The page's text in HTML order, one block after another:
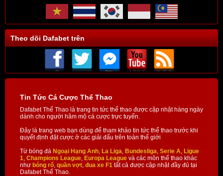
Theo dõi Dafabet trên
Tin Tức Cá Cược Thể Thao
Dafabet Thể Thao là trang tin tức thể thao được cập nhật hàng ngày
dành cho người hâm mộ cá cược trực tuyến.
Đây là trang web bạn dùng để tham khảo tin tức thể thao trước khi
quyết định đặt cược ở các giải đấu trên toàn thế giới
Từ bóng đá Ngoại Hạng Anh, La Liga, Bundesliga, Serie A, Ligue
1, Champions League, Europa League và các môn thể thao khác
như bóng rổ, quần vợt, đua xe F1 tất cả được cập nhật đầy đủ tại
Dafabet Thể Thao.